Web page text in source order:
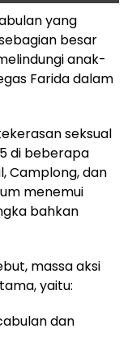
yang
besar
anak-
Farida dalam
seksual
di beberapa
Camplong, dan
menemui
bahkan
massa aksi
yaitu:
dan